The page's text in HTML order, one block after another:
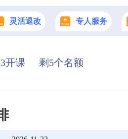
灵活退改 专人服务
开课 剩5个名额